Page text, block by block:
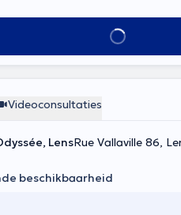
Alles zien
Videoconsultaties
LensRue Vallaville 86,
beschikbaarheid